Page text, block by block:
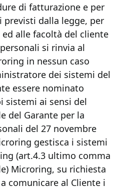
di fatturazione e per
dalla legge, per
alle facoltà del cliente
si rinvia al
in nessun caso
dei sistemi del
essere nominato
sistemi ai sensi del
del Garante per la
del 27 novembre
gestisca i sistemi
(art.4.3 ultimo comma
Microring, su richiesta
comunicare al Cliente i